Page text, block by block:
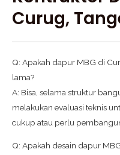
Curug,
Q: Apakah dapur MBG di
lama?
A: Bisa, selama struktur
melakukan evaluasi teknis
cukup atau perlu
Q: Apakah desain dapur